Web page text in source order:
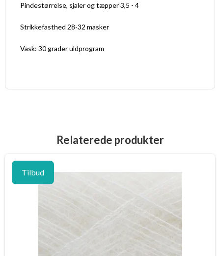
Pindestørrelse, sjaler og tæpper 3,5 - 4
Strikkefasthed 28-32 masker
Vask: 30 grader uldprogram
Relaterede produkter
Tilbud